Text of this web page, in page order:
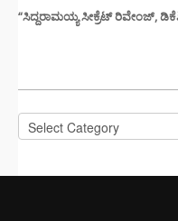
“ಸಿದ್ದರಾಮಯ್ಯ ಸೀಕ್ರೆಟ್ ರಿವೇಂಜ್‌,
Categories